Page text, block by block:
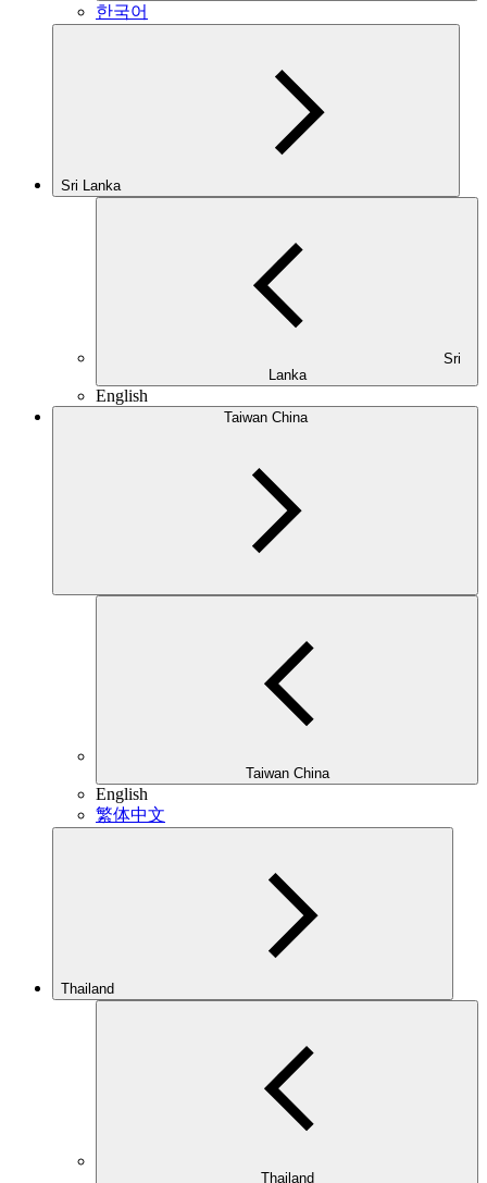
한국어
Sri Lanka
Lanka
English
Taiwan China
Taiwan China
English
繁体中文
Thailand
Thailand